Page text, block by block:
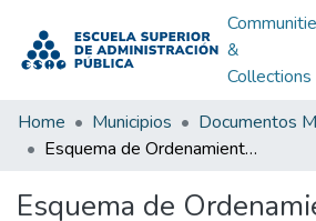
&
Collections
Home Municipios
Documentos
Esquema de Ordenamiento Territorial Chivor Boyacá 2000 - 2010: EOT Chivor Boyacá 2000 - 2010
Esquema de